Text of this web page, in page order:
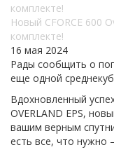
Новый CFORCE 600
комплекте!
16 мая 2024
Рады сообщить о
еще одной
Вдохновленный
OVERLAND EPS,
вашим верным
есть все, что нужно